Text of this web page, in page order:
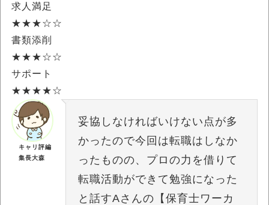
求人満足
★★★☆☆
書類添削
★★★☆☆
サポート
★★★★☆
キャリ評編
集長大森
妥協しなければいけない点が多
かったので今回は転職はしなか
ったものの、プロの力を借りて
転職活動ができて勉強になった
と話すAさんの【保育士ワーカ